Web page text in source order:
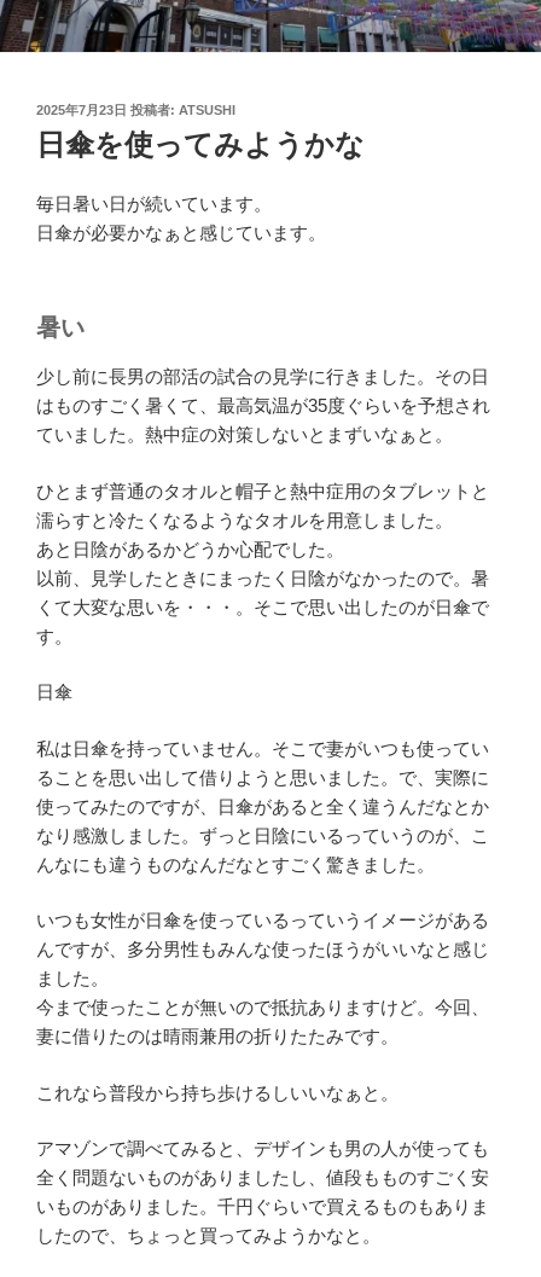
投
稿
日:
2025年7月23日 投稿者: ATSUSHI
日傘を使ってみようかな
毎日暑い日が続いています。
日傘が必要かなぁと感じています。
暑い
少し前に長男の部活の試合の見学に行きました。その日
はものすごく暑くて、最高気温が35度ぐらいを予想され
ていました。熱中症の対策しないとまずいなぁと。
ひとまず普通のタオルと帽子と熱中症用のタブレットと
濡らすと冷たくなるようなタオルを用意しました。
あと日陰があるかどうか心配でした。
以前、見学したときにまったく日陰がなかったので。暑
くて大変な思いを・・・。そこで思い出したのが日傘で
す。
日傘
私は日傘を持っていません。そこで妻がいつも使ってい
ることを思い出して借りようと思いました。で、実際に
使ってみたのですが、日傘があると全く違うんだなとか
なり感激しました。ずっと日陰にいるっていうのが、こ
んなにも違うものなんだなとすごく驚きました。
いつも女性が日傘を使っているっていうイメージがある
んですが、多分男性もみんな使ったほうがいいなと感じ
ました。
今まで使ったことが無いので抵抗ありますけど。今回、
妻に借りたのは晴雨兼用の折りたたみです。
これなら普段から持ち歩けるしいいなぁと。
アマゾンで調べてみると、デザインも男の人が使っても
全く問題ないものがありましたし、値段もものすごく安
いものがありました。千円ぐらいで買えるものもありま
したので、ちょっと買ってみようかなと。